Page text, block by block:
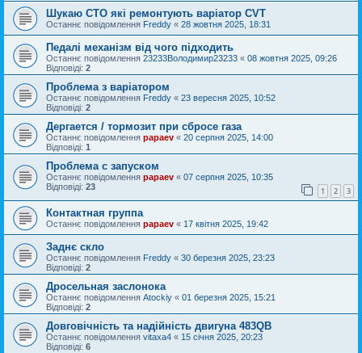
Шукаю СТО які ремонтують варіатор CVT
Останнє повідомлення Freddy « 28 жовтня 2025, 18:31
Педалі механізм від чого підходить
Останнє повідомлення 23233Володимир23233 « 08 жовтня 2025, 09:26
Відповіді: 2
Проблема з варіатором
Останнє повідомлення Freddy « 23 вересня 2025, 10:52
Відповіді: 2
Дергается / тормозит при сбросе газа
Останнє повідомлення papaev « 20 серпня 2025, 14:00
Відповіді: 1
Проблема с запуском
Останнє повідомлення papaev « 07 серпня 2025, 10:35
Відповіді: 23 1 2 3
Контактная группа
Останнє повідомлення papaev « 17 квітня 2025, 19:42
Заднє скло
Останнє повідомлення Freddy « 30 березня 2025, 23:23
Відповіді: 2
Дросельная заслонока
Останнє повідомлення Atockiy « 01 березня 2025, 15:21
Відповіді: 2
Довговічність та надійність двигуна 483QB
Останнє повідомлення vitaxa4 « 15 січня 2025, 20:23
Відповіді: 6